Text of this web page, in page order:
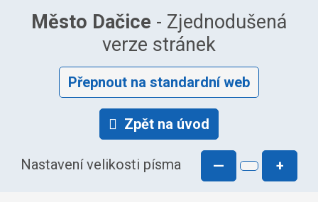
Město Dačice - Zjednodušená
verze stránek
Přepnout na standardní web
Zpět na úvod
Nastavení velikosti písma — +